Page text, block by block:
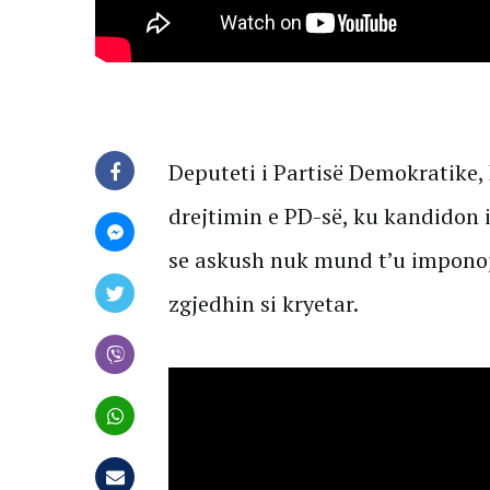
Deputeti i Partisë
drejtimin e PD-së, ku kandidon
se askush nuk mund t’u
zgjedhin si kryetar.